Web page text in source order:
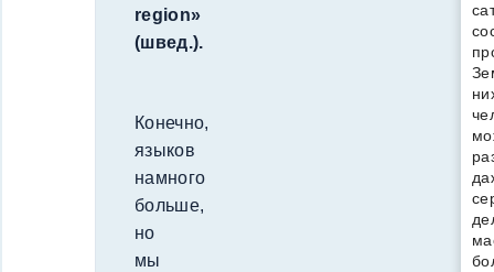
region»
(швед.).
Конечно,
языков
намного
больше,
но
мы